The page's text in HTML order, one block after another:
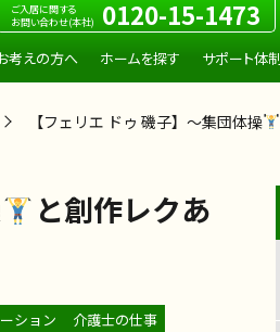
ご入居に関する
お問い合わせ(本社)
0120-15-1473
考えの方へ ホームを探す サポート体
【フェリエ ドゥ 磯子】～集団体操
と創作レクあ
ション 介護士の仕事